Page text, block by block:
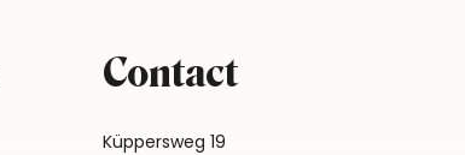
Contact
Küppersweg 19